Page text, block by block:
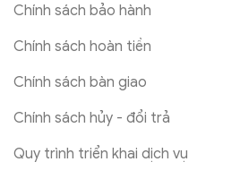
Chính sách bảo hành
Chính sách hoàn tiền
Chính sách bàn giao
Chính sách hủy - đổi trả
Quy trình triển khai dịch vụ